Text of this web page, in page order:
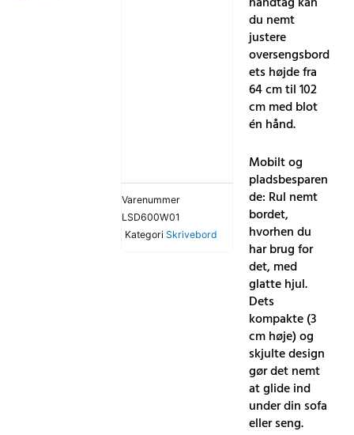
Varenummer
LSD600W01
Kategori Skrivebord
du nemt
justere
oversengsbord
ets højde fra
64 cm til 102
cm med blot
én hånd.
Mobilt og
pladsbesparen
de: Rul nemt
bordet,
hvorhen du
har brug for
det, med
glatte hjul.
Dets
kompakte (3
cm høje) og
skjulte design
gør det nemt
at glide ind
under din sofa
eller seng.